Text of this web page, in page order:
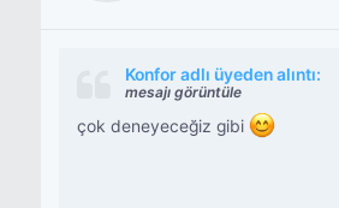
Konfor adlı üyeden alıntı:
mesajı görüntüle
çok deneyeceğiz gibi